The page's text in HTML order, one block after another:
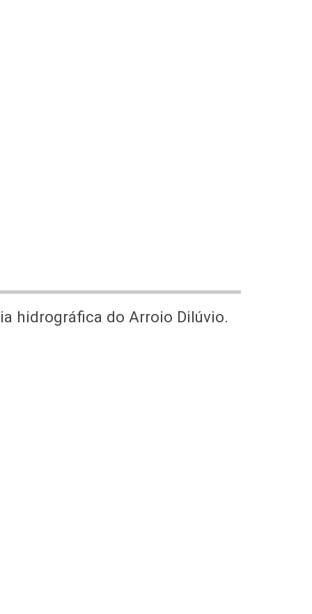
hidrográfica do Arroio Dilúvio.